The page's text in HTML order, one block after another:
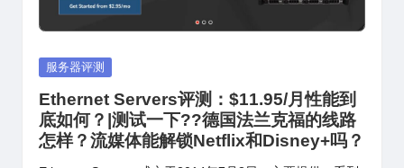
Posted
服务器评测
Ethernet Servers评测：$11.95/月性能到
底如何？|测试一下??德国法兰克福的线路
怎样？流媒体能解锁Netflix和Disney+吗？